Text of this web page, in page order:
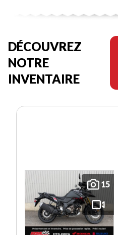
DÉCOUVREZ
NOTRE
INVENTAIRE
15